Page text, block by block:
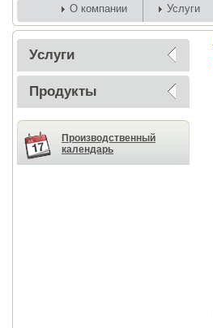
О компании Услуги
Услуги
Продукты
Производственный
календарь